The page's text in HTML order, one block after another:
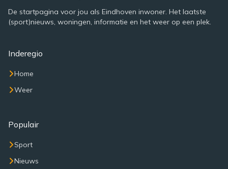
De startpagina voor jou als Eindhoven inwoner. Het laatste
(sport)nieuws, woningen, informatie en het weer op een plek.
Inderegio
Home
Weer
Populair
Sport
Nieuws